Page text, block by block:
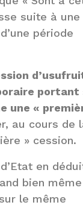
suite à une
période
portant
une «
au cours de
» cession.
en
bien
le même